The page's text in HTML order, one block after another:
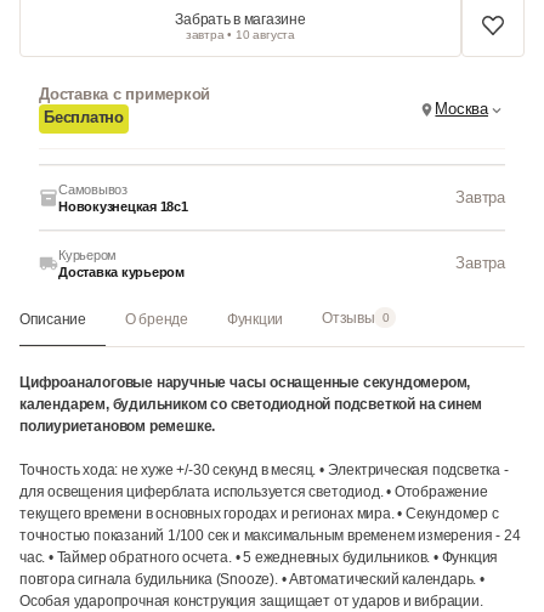
Забрать в магазине
завтра • 10 августа
Доставка с примеркой
Бесплатно
Москва
Самовывоз
Новокузнецкая 18с1
Завтра
Курьером
Доставка курьером
Завтра
Описание О бренде Функции Отзывы 0
Цифроаналоговые наручные часы оснащенные секундомером,
календарем, будильником со светодиодной подсветкой на синем
полиуриетановом ремешке.
Точность хода: не хуже +/-30 секунд в месяц. • Электрическая подсветка -
для освещения циферблата используется светодиод. • Отображение
текущего времени в основных городах и регионах мира. • Секундомер с
точностью показаний 1/100 сек и максимальным временем измерения - 24
час. • Таймер обратного осчета. • 5 ежедневных будильников. • Функция
повтора сигнала будильника (Snooze). • Автоматический календарь. •
Особая ударопрочная конструкция защищает от ударов и вибрации.